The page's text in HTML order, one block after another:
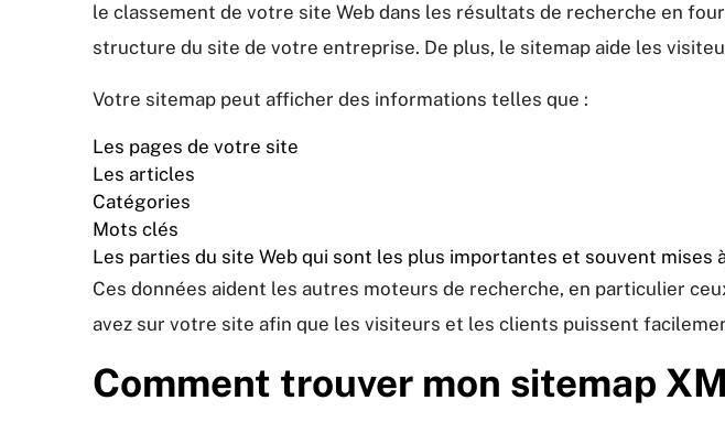
le classement de votre site Web dans les résultats de recherche en
structure du site de votre entreprise. De plus, le sitemap aide les
Votre sitemap peut afficher des informations telles que :
Les pages de votre site
Les articles
Catégories
Mots clés
Les parties du site Web qui sont les plus importantes et souvent mises
Ces données aident les autres moteurs de recherche, en particulier
avez sur votre site afin que les visiteurs et les clients puissent
Comment trouver mon sitemap